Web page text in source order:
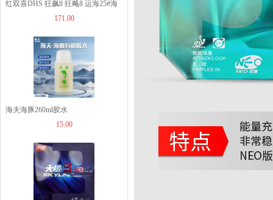
49.00
1260.00
JOOLA优拉雨果同款乒...
红双喜DHS 狂飙8 狂飚8 运海25#海
171.00
海夫海豚260ml胶水
15.00